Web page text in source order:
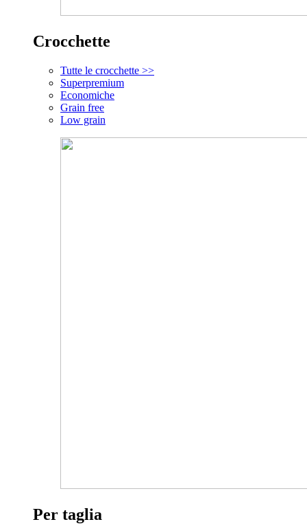
Crocchette
Tutte le crocchette >>
Superpremium
Economiche
Grain free
Low grain
Per taglia